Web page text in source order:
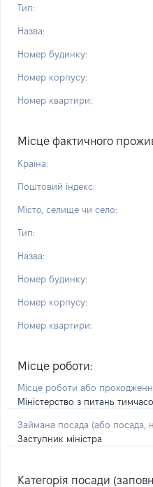
Тип:
Назва:
Номер будинку:
Номер корпусу:
Номер квартири:
Місце фактичного
Країна:
Поштовий індекс:
Місто, селище чи село:
Тип:
Назва:
Номер будинку:
Номер корпусу:
Номер квартири:
Місце роботи:
Місце роботи або
Міністерство з питань
Займана посада (або посада,
Заступник міністра
Категорія посади